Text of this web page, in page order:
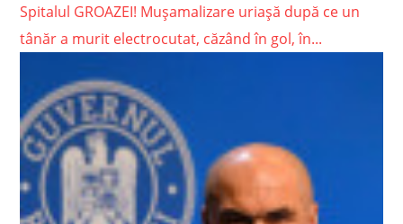
Spitalul GROAZEI! Mușamalizare uriașă după ce un
tânăr a murit electrocutat, căzând în gol, în...